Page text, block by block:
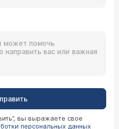
вы выражаете свое
персональных данных